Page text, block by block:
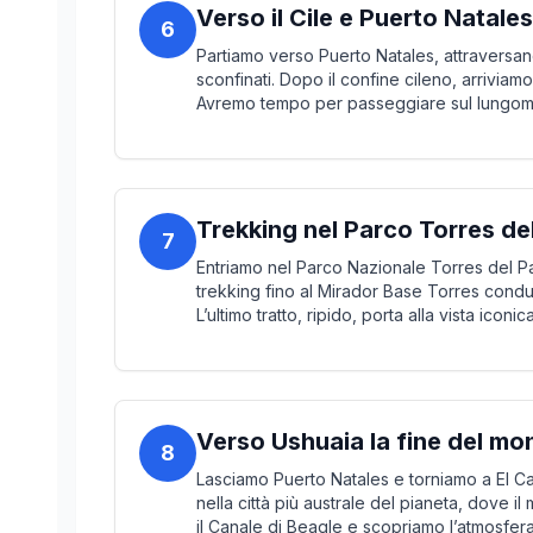
6 Verso il Cile e Puerto Natales
Partiamo verso Puerto Natales,
sconfinati. Dopo il confine cileno,
Avremo tempo per passeggiare sul
7 Trekking nel Parco Torres
Entriamo nel Parco Nazionale Torres del
trekking fino al Mirador Base Torres
L’ultimo tratto, ripido, porta alla vista
8 Verso Ushuaia la fine del
Lasciamo Puerto Natales e torniamo a El
nella città più australe del pianeta, dove il
il Canale di Beagle e scopriamo